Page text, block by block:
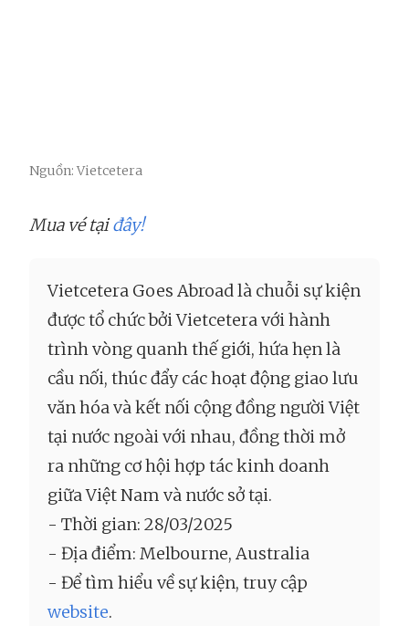
Nguồn: Vietcetera
Mua vé tạiđây!
Vietcetera Goes Abroad là chuỗi sự kiện
được tổ chức bởi Vietcetera với hành
trình vòng quanh thế giới, hứa hẹn là
cầu nối, thúc đẩy các hoạt động giao lưu
văn hóa và kết nối cộng đồng người Việt
tại nước ngoài với nhau, đồng thời mở
ra những cơ hội hợp tác kinh doanh
giữa Việt Nam và nước sở tại.
- Thời gian: 28/03/2025
- Địa điểm: Melbourne, Australia
- Để tìm hiểu về sự kiện, truy cập
website.